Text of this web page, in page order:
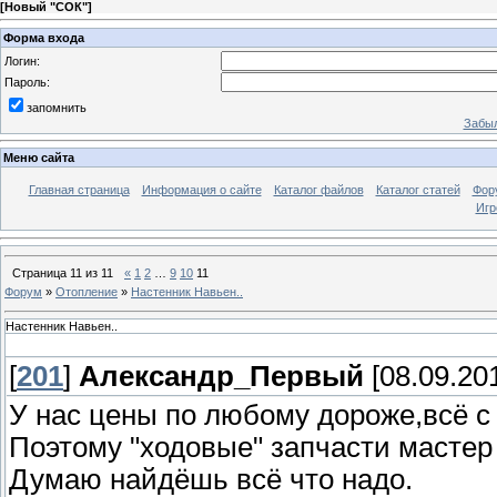
[Новый "СОК"]
Форма входа
Логин:
Пароль:
запомнить
Меню сайта
Главная страница Информация о сайте Каталог файлов Каталог статей
Страница 11 из 11 « 1 2 9 10 11
Форум » Отопление » Настенник Навьен..
Настенник Навьен..
[201] Александр_Первый
У нас цены по любому дороже,всё с
Поэтому "ходовые" запчасти
Думаю найдёшь всё что надо.